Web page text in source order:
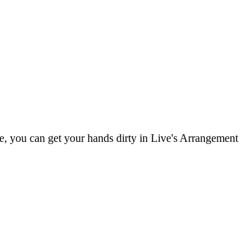
you can get your hands dirty in Live's Arrangement